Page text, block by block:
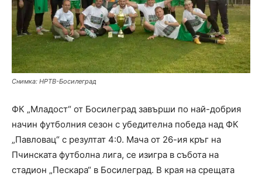
Снимка: НРТВ-Босилеград
ФК „Младост“ от Босилеград завърши по най-добрия
начин футболния сезон с убедителна победа над ФК
„Павловац“ с резултат 4:0. Мача от 26-ия кръг на
Пчинската футболна лига, се изигра в събота на
стадион „Пескара“ в Босилеград. В края на срещата